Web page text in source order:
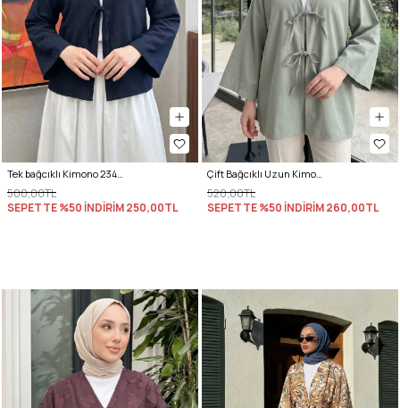
Tek bağcıklı Kimono 2346 - LACİVERT
500,00TL
SEPETTE %50 İNDİRİM250,00TL
Çift Bağcıklı Uzun Kimono 262353 - AÇIK MİNT
520,00TL
SEPETTE %50 İNDİRİM260,00TL